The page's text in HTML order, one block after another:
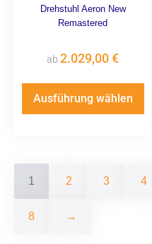
Drehstuhl Aeron New
Remastered
ab 2.029,00€
Ausführung wählen
1 2 3 4
8 →